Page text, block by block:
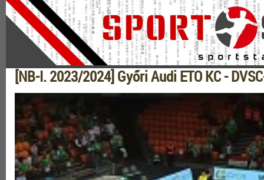
[NB-I. 2023/2024] Győri Audi ETO KC -